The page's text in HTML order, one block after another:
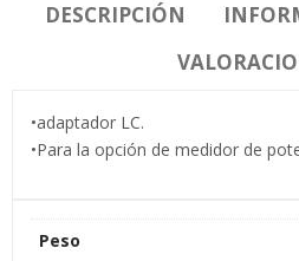
DESCRIPCIÓN
•adaptador LC.
•Para la opción de medidor de
Peso